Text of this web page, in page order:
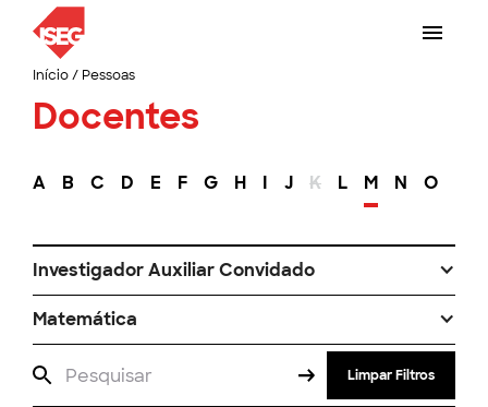
Início/ Pessoas
Docentes
A B C D E F G H I J K L M N O
Investigador Auxiliar Convidado
Matemática
Limpar Filtros